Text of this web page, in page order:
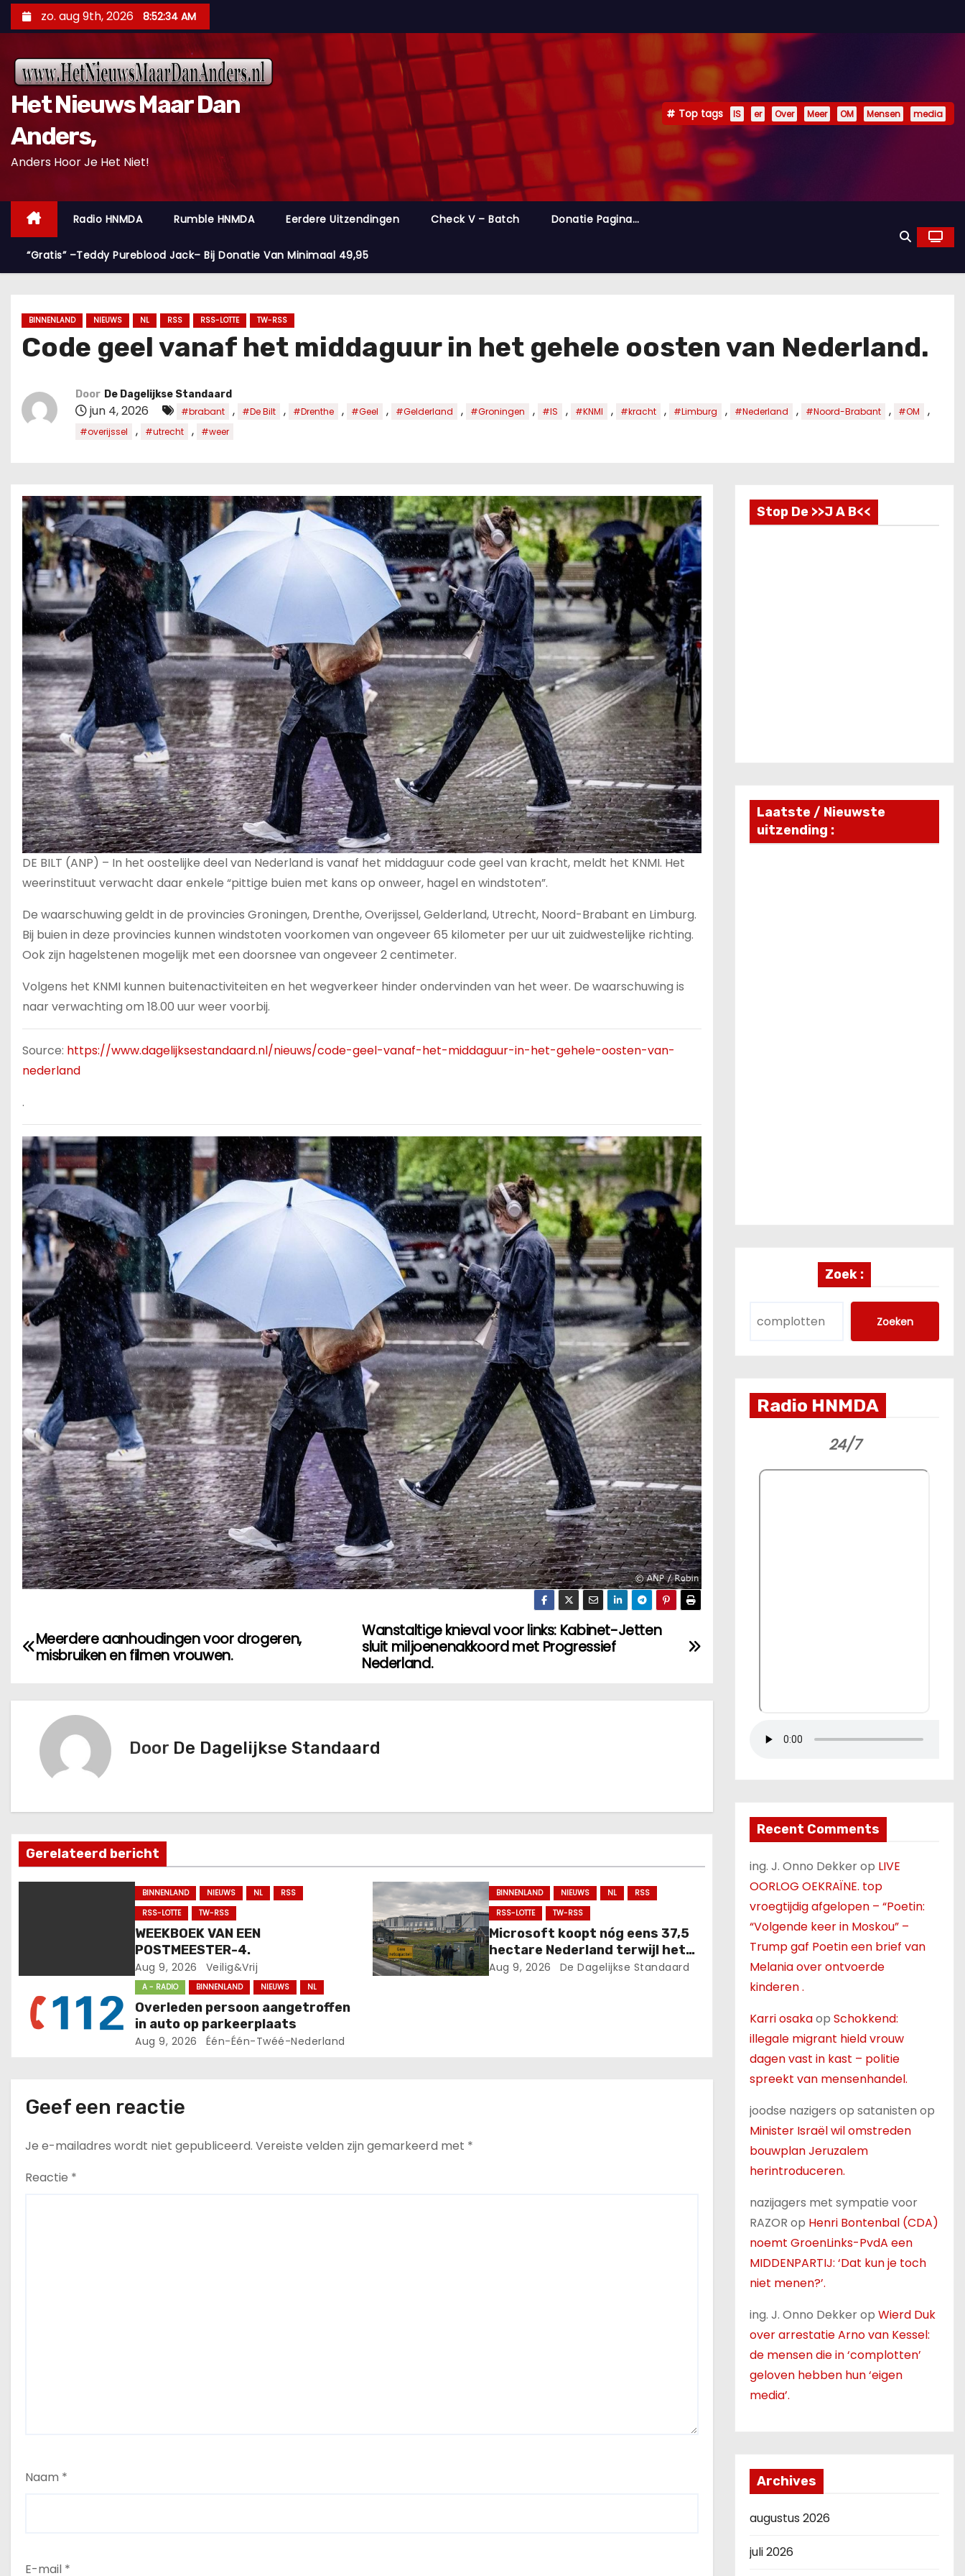
o
n
zo. aug 9th, 2026 8:52:36 AM
Het Nieuws Maar Dan
Anders,
Anders Hoor Je Het Niet!
Top tags IS er Over Meer OM Mensen media
Radio HNMDA Rumble HNMDA Eerdere Uitzendingen Check V – Batch Donatie Pagina…
“Gratis” –Teddy Pureblood Jack– Bij Donatie Van Minimaal 49,95
BINNENLAND NIEUWS NL RSS RSS-LOTTE TW-RSS
Code geel vanaf het middaguur in het gehele oosten van Nederland.
Door De Dagelijkse Standaard
jun 4, 2026 #brabant , #De Bilt , #Drenthe , #Geel , #Gelderland , #Groningen , #IS , #KNMI , #kracht , #Limburg , #Nederland , #Noord-Brabant , #OM ,
#overijssel , #utrecht , #weer
DE BILT (ANP) – In het oostelijke deel van Nederland is vanaf het middaguur code geel van kracht, meldt het KNMI. Het
weerinstituut verwacht daar enkele “pittige buien met kans op onweer, hagel en windstoten”.
De waarschuwing geldt in de provincies Groningen, Drenthe, Overijssel, Gelderland, Utrecht, Noord-Brabant en Limburg.
Bij buien in deze provincies kunnen windstoten voorkomen van ongeveer 65 kilometer per uur uit zuidwestelijke richting.
Ook zijn hagelstenen mogelijk met een doorsnee van ongeveer 2 centimeter.
Volgens het KNMI kunnen buitenactiviteiten en het wegverkeer hinder ondervinden van het weer. De waarschuwing is
naar verwachting om 18.00 uur weer voorbij.
Source: https://www.dagelijksestandaard.nl/nieuws/code-geel-vanaf-het-middaguur-in-het-gehele-oosten-van-
nederland
.
B
r
t
n
a
g
a
t
Wanstaltige knieval voor links: Kabinet-Jetten
sluit miljoenenakkoord met Progressief
Nederland.
Meerdere aanhoudingen voor drogeren,
misbruiken en filmen vrouwen.
Door De Dagelijkse Standaard
Gerelateerd bericht
BINNENLAND NIEUWS NL
RSS
RSS-LOTTE
TW-RSS
WEEKBOEK VAN EEN
POSTMEESTER-4.
Aug 9, 2026 Veilig&Vrij
BINNENLAND NIEUWS NL
RSS
RSS-LOTTE
TW-RSS
Microsoft koopt nóg eens 37,5
hectare Nederland terwijl het
stroomnet uit zijn voegen
Aug 9, 2026 De Dagelijkse Standaard
A - RADIO BINNENLAND NIEUWS NL
Overleden persoon aangetroffen
in auto op parkeerplaats
Aug 9, 2026 Één-Één-Twéé-Nederland
Geef een reactie
Je e-mailadres wordt niet gepubliceerd. Vereiste velden zijn gemarkeerd met *
Reactie *
Naam *
E-mail *
Stop De >>J A B<<
Laatste / Nieuwste
uitzending :
Zoek :
Zoeken
Radio HNMDA
24/7
Recent Comments
ing. J. Onno Dekkerop LIVE
OORLOG OEKRAÏNE. top
vroegtijdig afgelopen – “Poetin:
“Volgende keer in Moskou” –
Trump gaf Poetin een brief van
Melania over ontvoerde
kinderen .
Karri osakaop Schokkend:
illegale migrant hield vrouw
dagen vast in kast – politie
spreekt van mensenhandel.
joodse nazigers op satanisten op
Minister Israël wil omstreden
bouwplan Jeruzalem
herintroduceren.
nazijagers met sympatie voor
RAZOR op Henri Bontenbal (CDA)
noemt GroenLinks-PvdA een
MIDDENPARTIJ: ‘Dat kun je toch
niet menen?’.
ing. J. Onno Dekkerop Wierd Duk
over arrestatie Arno van Kessel:
de mensen die in ‘complotten’
geloven hebben hun ‘eigen
media’.
Archives
augustus 2026
juli 2026